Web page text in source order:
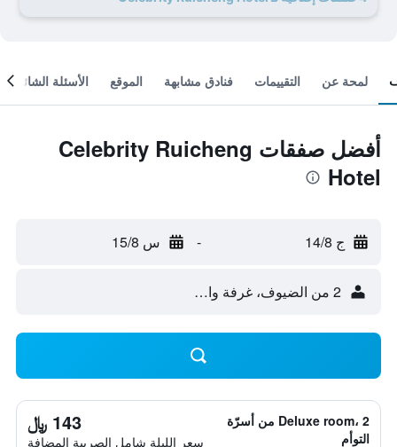
لمحة عن التقييمات فنادق مشابهة الموقع الأسئلة الشائعة
أفضل صفقات Celebrity Ruicheng
Hotel
ج 14/8 - س 15/8
2 من الضيوف، غرفة واحدة
Deluxe room، 2 من أسرّة
التوأم
143 ﷼
سعر الليلة شامل الصريبة المضافة